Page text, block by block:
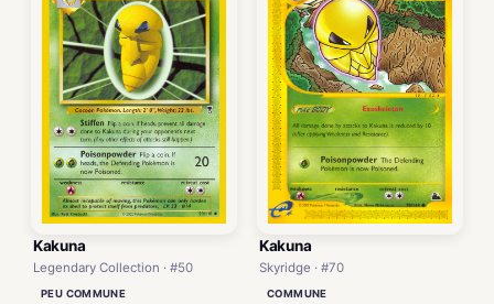
Kakuna
Legendary Collection · #50
PEU COMMUNE
Kakuna
Skyridge · #70
COMMUNE